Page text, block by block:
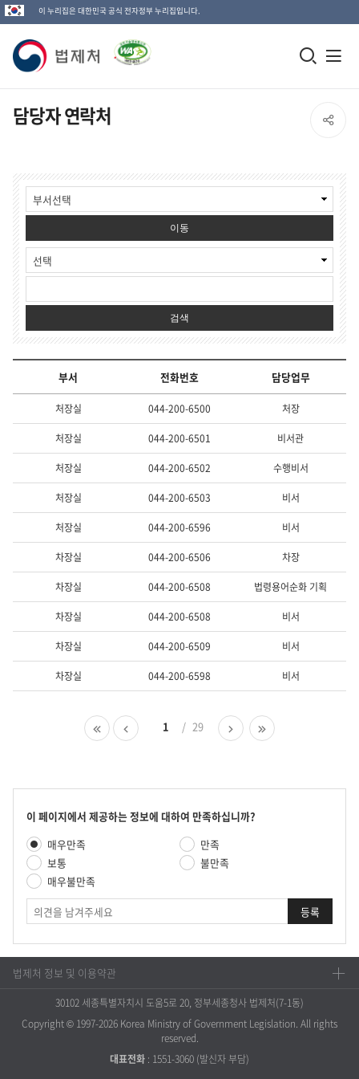
이 누리집은 대한민국 공식 전자정부 누리집입니다.
법
제
처
고
모
창
열
기
담당자 연락처 SNS
유
게
시
물
검
색
이동
담
자
색
검색
화
호,
당
무
제
합
부서 전화번호 담당업무
처장실 044-200-6500 처장
처장실 044-200-6501 비서관
처장실 044-200-6502 수행비서
처장실 044-200-6503 비서
처장실 044-200-6596 비서
차장실 044-200-6506 차장
차장실 044-200-6508 법령용어순화 기획
차장실 044-200-6508 비서
차장실 044-200-6509 비서
차장실 044-200-6598 비서
첫
페
이
전
지
1 29
다
음
지
마
지
이
콘
츠
만
족
도
조
사
이 페이지에서 제공하는 정보에 대하여 만족하십니까?
만
족
도
평
가
매우만족
만족
보통
불만족
매우불만족
견
법제처 정보 및 이용약관
30102 세종특별자치시 도움5로 20, 정부세종청사 법제처(7-1동)
Copyright © 1997-2026 Korea Ministry of Government Legislation. All rights
reserved.
대표전화 : 1551-3060 (발신자 부담)